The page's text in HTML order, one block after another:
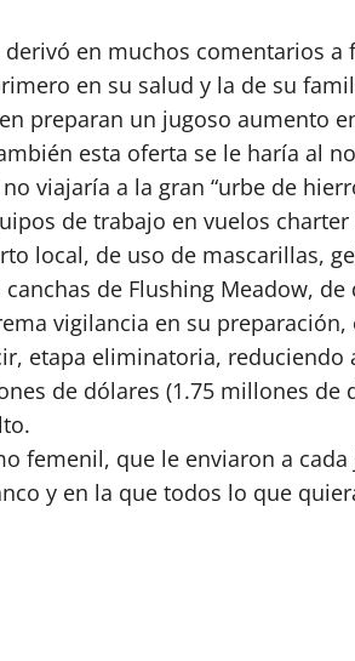
en muchos comentarios
en su salud y la de su
preparan un jugoso aumento
esta oferta se le haría al
viajaría a la gran “urbe de
de trabajo en vuelos
local, de uso de mascarillas,
de Flushing Meadow,
vigilancia en su preparación,
etapa eliminatoria,
de dólares (1.75 millones de
femenil, que le enviaron a
y en la que todos lo que